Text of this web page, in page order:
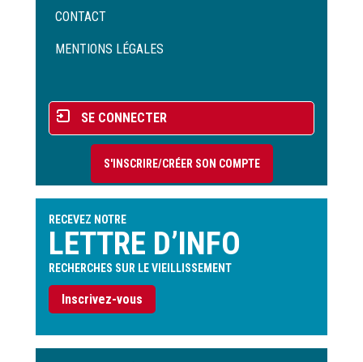
Menu
de
CONTACT
MENTIONS LÉGALES
Menu
du
compte
l'utilisateur
SE CONNECTER
S'INSCRIRE/CRÉER SON COMPTE
RECEVEZ NOTRE
LETTRE D’INFO
RECHERCHES SUR LE VIEILLISSEMENT
Inscrivez-vous